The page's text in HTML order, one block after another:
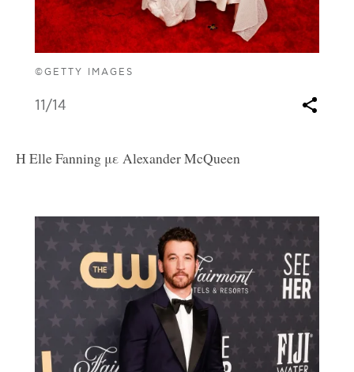
©GETTY IMAGES
11/14
Η Elle Fanning με Alexander McQueen